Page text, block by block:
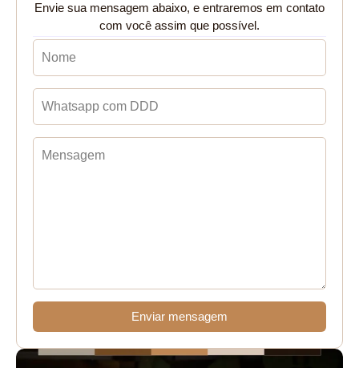
Envie sua mensagem abaixo, e entraremos em contato
com você assim que possível.
Enviar mensagem